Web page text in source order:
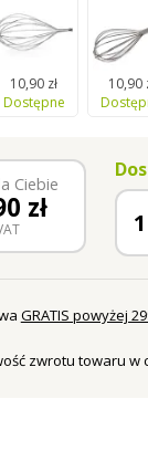
10,90 zł
Dostępne
10,90
Ciebie
zł
GRATIS powyżej
zwrotu towaru w